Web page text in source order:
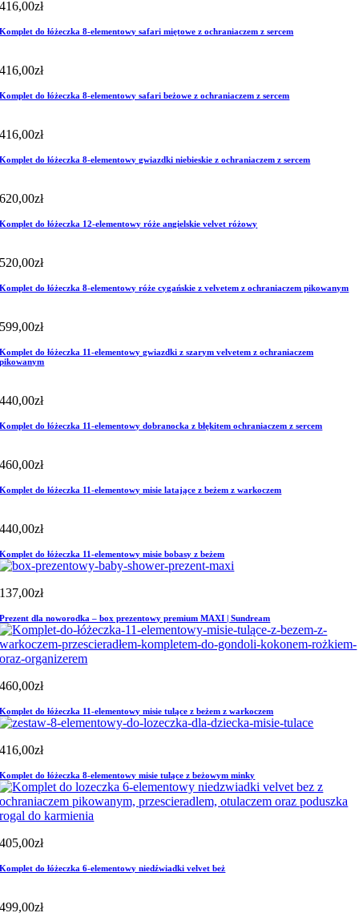
416,00zł
Komplet do łóżeczka 8-elementowy safari miętowe z ochraniaczem z sercem
416,00zł
Komplet do łóżeczka 8-elementowy safari beżowe z ochraniaczem z sercem
416,00zł
Komplet do łóżeczka 8-elementowy gwiazdki niebieskie z ochraniaczem z sercem
620,00zł
Komplet do łóżeczka 12-elementowy róże angielskie velvet różowy
520,00zł
Komplet do łóżeczka 8-elementowy róże cygańskie z velvetem z ochraniaczem pikowanym
599,00zł
Komplet do łóżeczka 11-elementowy gwiazdki z szarym velvetem z ochraniaczem
pikowanym
440,00zł
Komplet do łóżeczka 11-elementowy dobranocka z błękitem ochraniaczem z sercem
460,00zł
Komplet do łóżeczka 11-elementowy misie latające z beżem z warkoczem
440,00zł
Komplet do łóżeczka 11-elementowy misie bobasy z beżem
137,00zł
Prezent dla noworodka – box prezentowy premium MAXI | Sundream
460,00zł
Komplet do łóżeczka 11-elementowy misie tulące z beżem z warkoczem
416,00zł
Komplet do łóżeczka 8-elementowy misie tulące z beżowym minky
405,00zł
Komplet do łóżeczka 6-elementowy niedźwiadki velvet beż
499,00zł